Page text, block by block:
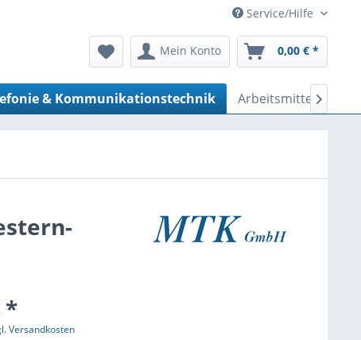
Service/Hilfe
Mein Konto 0,00 € *
& Kommunikationstechnik Arbeitsmittel &

*
Versandkosten